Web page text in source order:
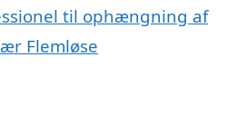
til ophængning af
Flemløse